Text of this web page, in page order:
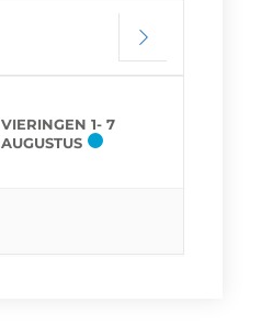
VIERINGEN 1- 7
AUGUSTUS